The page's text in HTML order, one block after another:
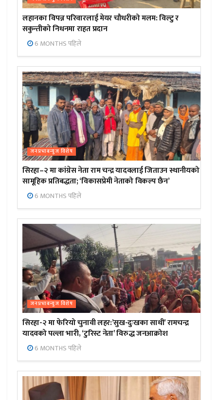
लहानका विपन्न परिवारलाई मेयर चौधरीको मलम: विल्टु र
सकुन्तीको निधनमा राहत प्रदान
6 MONTHS पहिले
जनप्रभाबन्युज विशेष
सिरहा–२ मा कांग्रेस नेता राम चन्द्र यादवलाई जिताउन स्थानीयको
सामूहिक प्रतिबद्धता; ‘विकासप्रेमी नेताको विकल्प छैन’
6 MONTHS पहिले
जनप्रभाबन्युज विशेष
सिरहा-२ मा फेरियो चुनावी लहर:’सुख-दुःखका साथी’ रामचन्द्र
यादवको पल्ला भारी, ‘टुरिस्ट नेता’ विरुद्ध जनआक्रोश
6 MONTHS पहिले